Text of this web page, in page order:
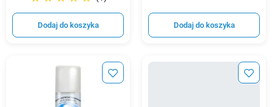
Dodaj do koszyka Dodaj do koszyka